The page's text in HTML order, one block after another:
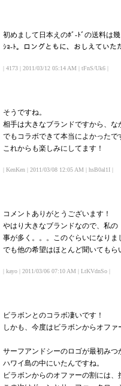
初めまして日本えのﾎﾞ-ﾄﾞの送料は
ｼｮ-ﾄ。ロングともに、おしえていた
| 4173 | 2011/03/12 05:14 AM | tFnS/Uk6 |
そうですね。
相手は大きなブランドですから、な
でもコラボできて本当によかったで
これからも楽しみにしてます！
| KenKen | 2011/03/08 12:05 AM | hsB0al1I |
コメントありがとうございます！
やはり大きなブランドなので、私
事が多く。。。このぐらいになりま
でも他の希望はほとんど聞いても
| kayo | 2011/03/06 07:10 AM | LtKVdnSo |
ビラボンとのコラボ凄いです！
しかも、今度はビラボンからオファ
サーフアンドシーのロゴが最初みつ
ハワイ島の中にいたんですね。
ビラボンからのオファーの割には